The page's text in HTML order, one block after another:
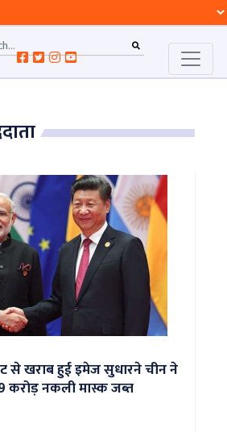
से खराब हुई इमेज सुधारने चीन ने
करोड़ नकली मास्क जब्त